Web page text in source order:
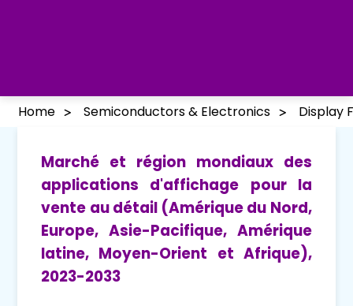
Home Semiconductors & Electronics Display
Marché et région mondiaux des
applications d'affichage pour la
vente au détail (Amérique du Nord,
Europe, Asie-Pacifique, Amérique
latine, Moyen-Orient et Afrique),
2023-2033